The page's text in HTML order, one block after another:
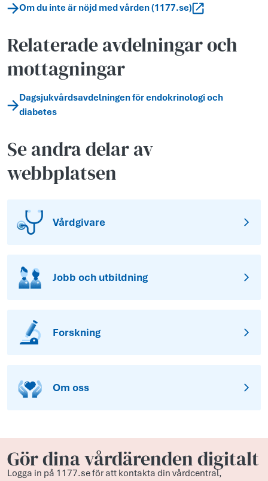
Om du inte är nöjd med vården (1177.se)
Relaterade avdelningar och
mottagningar
Dagsjukvårdsavdelningen för endokrinologi och
diabetes
Se andra delar av
webbplatsen
Vårdgivare
Jobb och utbildning
Forskning
Om oss
Gör dina vårdärenden digitalt
Logga in på 1177.se för att kontakta din vårdcentral,